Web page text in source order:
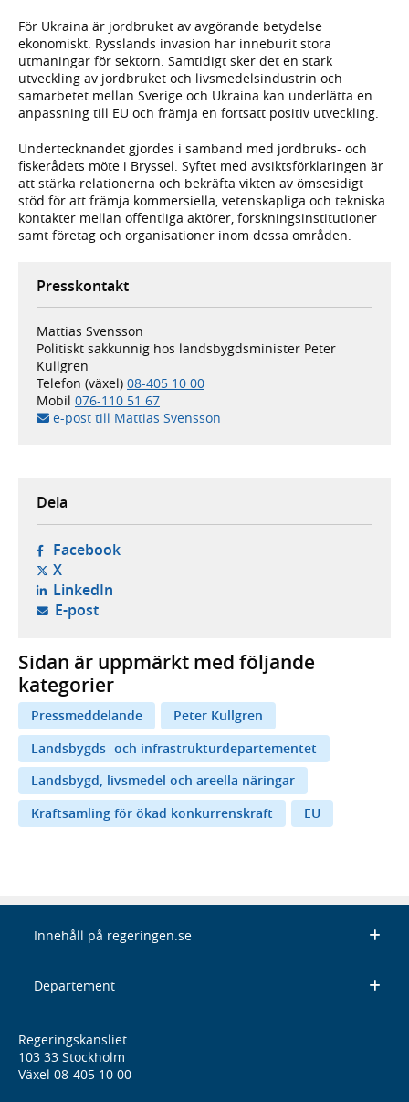
För Ukraina är jordbruket av avgörande betydelse
ekonomiskt. Rysslands invasion har inneburit stora
utmaningar för sektorn. Samtidigt sker det en stark
utveckling av jordbruket och livsmedelsindustrin och
samarbetet mellan Sverige och Ukraina kan underlätta en
anpassning till EU och främja en fortsatt positiv utveckling.
Undertecknandet gjordes i samband med jordbruks- och
fiskerådets möte i Bryssel. Syftet med avsiktsförklaringen är
att stärka relationerna och bekräfta vikten av ömsesidigt
stöd för att främja kommersiella, vetenskapliga och tekniska
kontakter mellan offentliga aktörer, forskningsinstitutioner
samt företag och organisationer inom dessa områden.
Presskontakt
Mattias Svensson
Politiskt sakkunnig hos landsbygdsminister Peter
Kullgren
Telefon (växel) 08-405 10 00
Mobil 076-110 51 67
e-post till Mattias Svensson
Dela
Facebook- öppnas i ny flik, extern webbplats,
X- öppnas i ny flik, extern webbplats,
LinkedIn- öppnas i ny flik, extern webbplats,
E-post- öppnar din e-postklient,
Sidan är uppmärkt med följande
kategorier
Pressmeddelande
Peter Kullgren
Landsbygds- och infrastrukturdepartementet
Landsbygd, livsmedel och areella näringar
Kraftsamling för ökad konkurrenskraft
EU
Innehåll på regeringen.se
Departement
Regeringskansliet
103 33 Stockholm
Växel 08-405 10 00